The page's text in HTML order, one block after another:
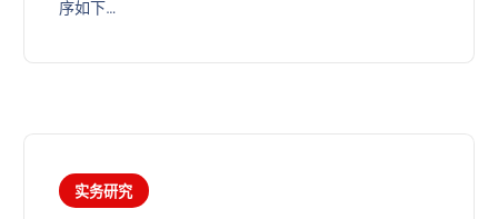
序如下…
实务研究